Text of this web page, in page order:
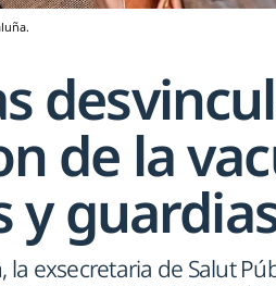
de la
y
la exsecretaria de Salut